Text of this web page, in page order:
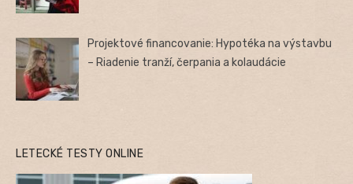
Projektové financovanie: Hypotéka na výstavbu
– Riadenie tranží, čerpania a kolaudácie
LETECKÉ TESTY ONLINE